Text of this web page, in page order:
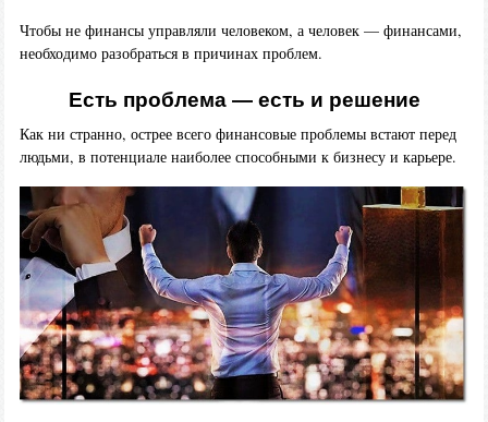
Чтобы не финансы управляли человеком, а человек — финансами,
необходимо разобраться в причинах проблем.
Есть проблема — есть и решение
Как ни странно, острее всего финансовые проблемы встают перед
людьми, в потенциале наиболее способными к бизнесу и карьере.